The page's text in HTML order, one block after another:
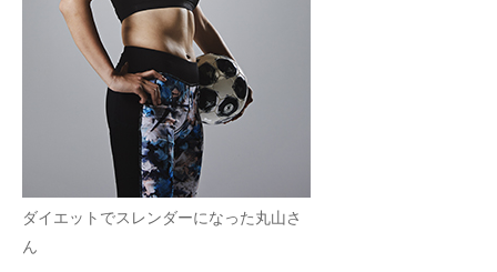
ダイエットでスレンダーになった丸山さ
ん